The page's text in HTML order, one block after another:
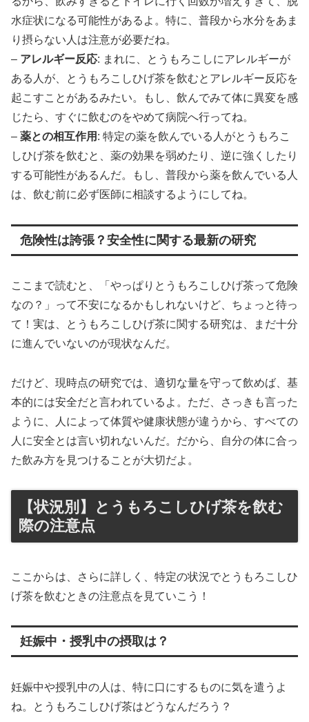
水症状になる可能性があるよ。特に、普段から水分をあま
り摂らない人は注意が必要だね。
– アレルギー反応: まれに、とうもろこしにアレルギーが
ある人が、とうもろこしひげ茶を飲むとアレルギー反応を
起こすことがあるみたい。もし、飲んでみて体に異変を感
じたら、すぐに飲むのをやめて病院へ行ってね。
– 薬との相互作用 : 特定の薬を飲んでいる人がとうもろこ
しひげ茶を飲むと、薬の効果を弱めたり、逆に強くしたり
する可能性があるんだ。もし、普段から薬を飲んでいる人
は、飲む前に必ず医師に相談するようにしてね。
危険性は誇張？安全性に関する最新の研究
ここまで読むと、「やっぱりとうもろこしひげ茶って危険
なの？」って不安になるかもしれないけど、ちょっと待っ
て！実は、とうもろこしひげ茶に関する研究は、まだ十分
に進んでいないのが現状なんだ。
だけど、現時点の研究では、適切な量を守って飲めば、基
本的には安全だと言われているよ。ただ、さっきも言った
ように、人によって体質や健康状態が違うから、すべての
人に安全とは言い切れないんだ。だから、自分の体に合っ
た飲み方を見つけることが大切だよ。
【状況別】とうもろこしひげ茶を飲む
際の注意点
ここからは、さらに詳しく、特定の状況でとうもろこしひ
げ茶を飲むときの注意点を見ていこう！
妊娠中・授乳中の摂取は？
妊娠中や授乳中の人は、特に口にするものに気を遣うよ
ね。とうもろこしひげ茶はどうなんだろう？